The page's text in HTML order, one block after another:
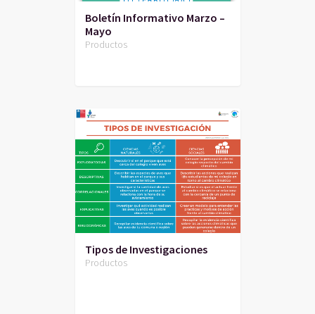
Boletín Informativo Marzo –
Mayo
Productos
Tipos de Investigaciones
Productos